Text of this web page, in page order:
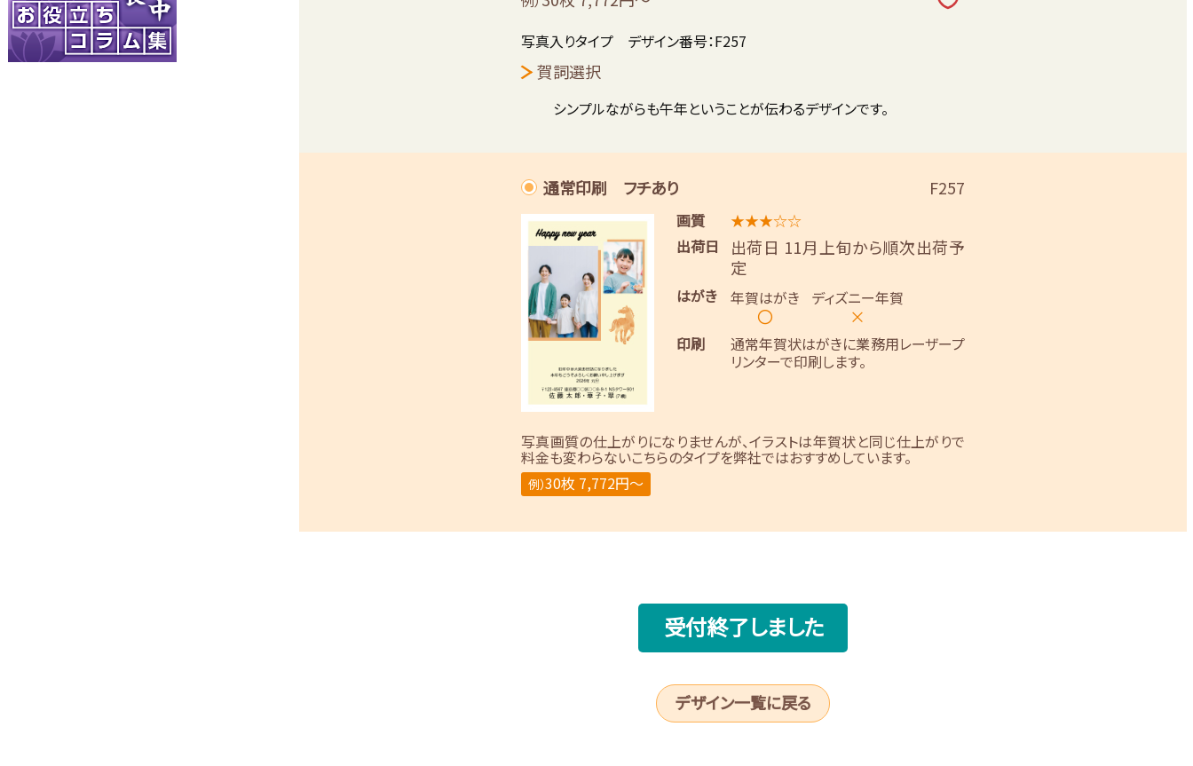
写真入りタイプ デザイン番号：F257
賀詞選択
シンプルながらも午年ということが伝わるデザインです。
通常印刷 フチあり F257
画質
★★★☆☆
出荷日
出荷日 11月上旬から順次出荷予
定
はがき 年賀はがき
〇
ディズニー年賀
×
印刷
通常年賀状はがきに業務用レーザープ
リンターで印刷します。
写真画質の仕上がりになりませんが、イラストは年賀状と同じ仕上がりで
料金も変わらないこちらのタイプを弊社ではおすすめしています。
例）30枚 7,772円～
受付終了しました
デザイン一覧に戻る